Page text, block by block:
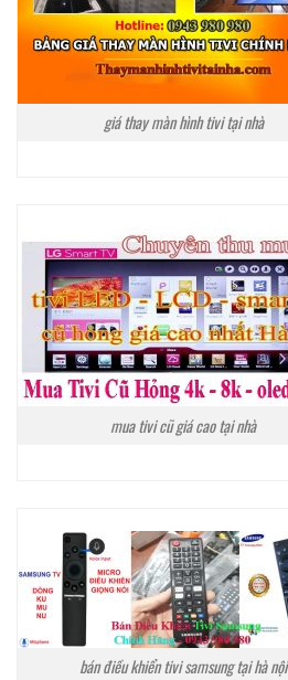
giá thay màn hình tivi tại nhà
mua tivi cũ giá cao tại nhà
bán điều khiển tivi samsung tại hà nội